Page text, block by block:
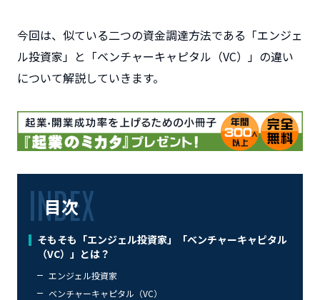
今回は、似ている二つの資金調達方法である「エンジェ
ル投資家」と「ベンチャーキャピタル（VC）」の違い
について解説していきます。
目次
そもそも「エンジェル投資家」「ベンチャーキャピタル
（VC）」とは？
エンジェル投資家
ベンチャーキャピタル（VC）